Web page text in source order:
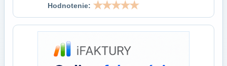
Hodnotenie: